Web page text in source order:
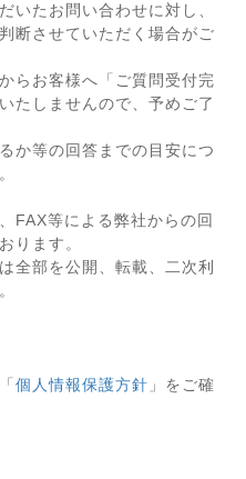
いたお問い合わせに対し、
断させていただく場合がご
らお客様へ「ご質問受付完
たしませんので、予めご了
か等の回答までの目安につ
FAX等による弊社からの回
ります。
全部を公開、転載、二次利
個人情報保護方針 」をご確